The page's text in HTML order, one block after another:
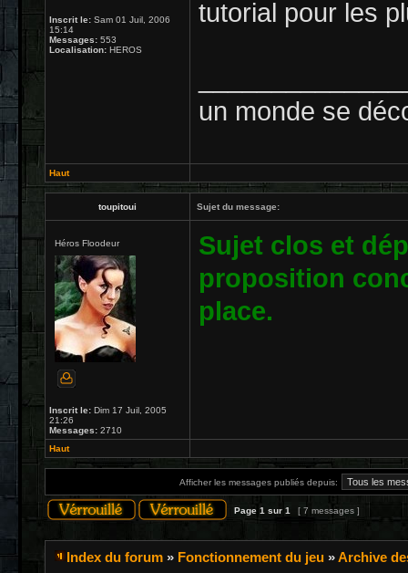
Inscrit le: Sam 01 Juil, 2006
15:14
Messages: 553
Localisation: HEROS
tutorial pour les
un monde se
Haut
toupitoui Sujet du message:
Héros Floodeur
Inscrit le: Dim 17 Juil, 2005
21:26
Messages: 2710
Sujet clos et
proposition
place.
Haut
Afficher les messages publiés depuis:
Page 1 sur 1 [ 7 messages ]
Index du forum » Fonctionnement du jeu »Archive